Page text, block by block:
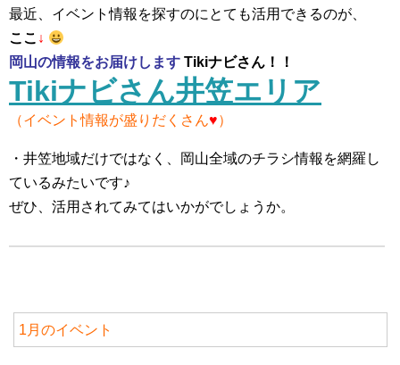
最近、イベント情報を探すのにとても活用できるのが、
ここ ↓
岡山の情報をお届けします Tikiナビさん！！
Tikiナビさん井笠エリア
（イベント情報が盛りだくさん♥）
・井笠地域だけではなく、岡山全域のチラシ情報を網羅し
ているみたいです♪
ぜひ、活用されてみてはいかがでしょうか。
1月のイベント